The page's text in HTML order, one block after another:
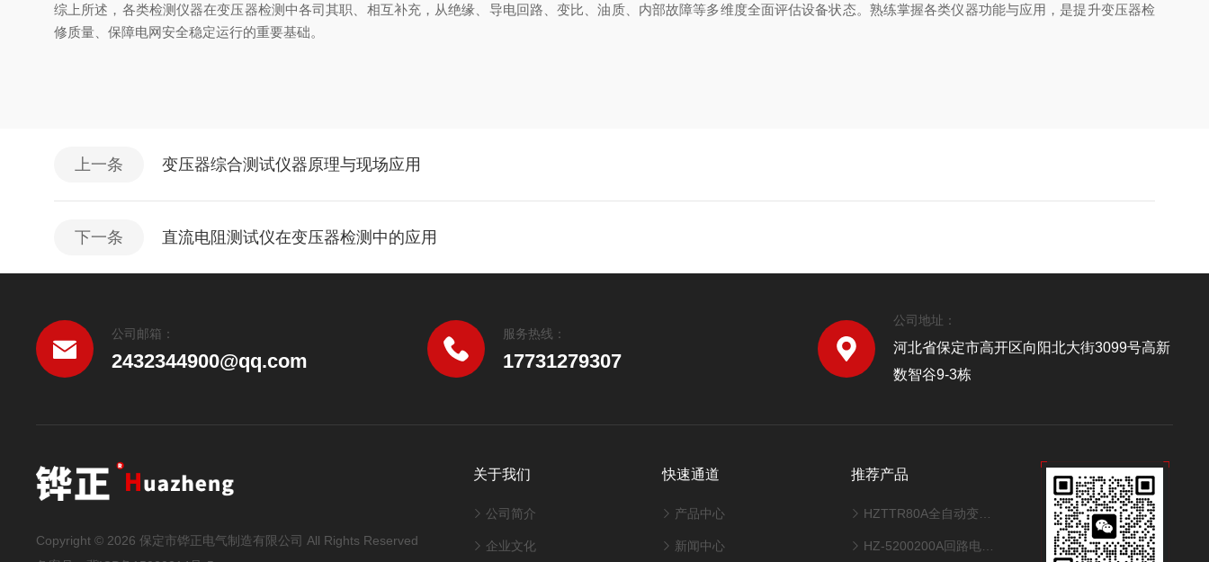
综上所述，各类检测仪器在变压器检测中各司其职、相互补充，从绝缘、导电回路、变比、油质、内部故障等多维度全面评估设备状态。熟练掌握各类仪器功能与应用，是提升变压器检
修质量、保障电网安全稳定运行的重要基础。
上一条 变压器综合测试仪器原理与现场应用
下一条 直流电阻测试仪在变压器检测中的应用
公司邮箱：
2432344900@qq.com
服务热线：
17731279307
公司地址：
河北省保定市高开区向阳北大街3099号高新
数智谷9-3栋
Copyright © 2026 保定市铧正电气制造有限公司 All Rights Reserved
关于我们
公司简介
企业文化
快速通道
产品中心
新闻中心
推荐产品
HZTTR80A全自动变压器变比测试仪
HZ-5200200A回路电阻测试仪